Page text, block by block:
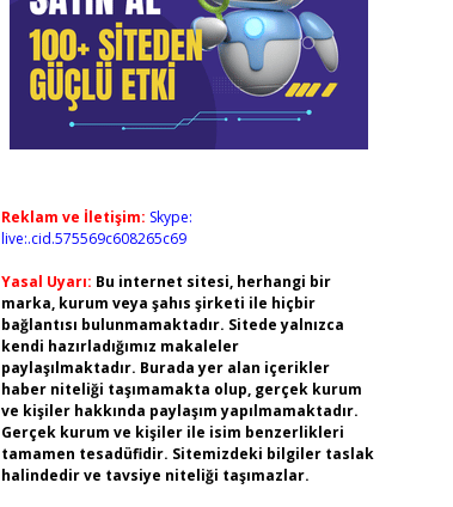
Reklam ve İletişim: Skype:
live:.cid.575569c608265c69
Yasal Uyarı: Bu internet sitesi, herhangi bir
marka, kurum veya şahıs şirketi ile hiçbir
bağlantısı bulunmamaktadır. Sitede yalnızca
kendi hazırladığımız makaleler
paylaşılmaktadır. Burada yer alan içerikler
haber niteliği taşımamakta olup, gerçek kurum
ve kişiler hakkında paylaşım yapılmamaktadır.
Gerçek kurum ve kişiler ile isim benzerlikleri
tamamen tesadüfidir. Sitemizdeki bilgiler taslak
halindedir ve tavsiye niteliği taşımazlar.